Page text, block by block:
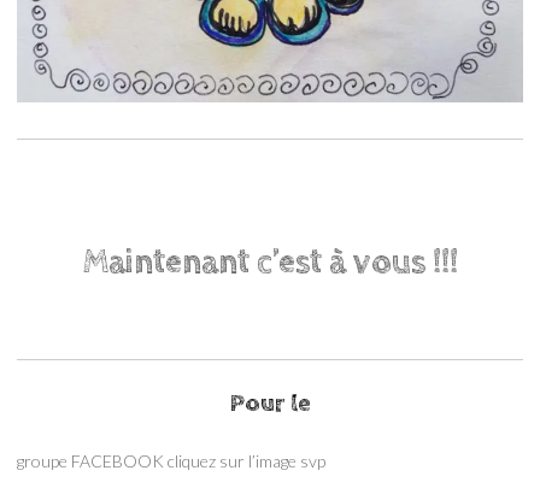
Maintenant c’est à vous !!!
Pour le
groupe FACEBOOK cliquez sur l’image svp